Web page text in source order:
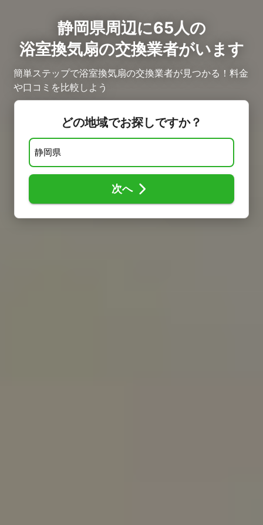
静岡県周辺に65人の
浴室換気扇の交換業者がいます
簡単ステップで浴室換気扇の交換業者が見つかる！料金
や口コミを比較しよう
どの地域でお探しですか？
次へ